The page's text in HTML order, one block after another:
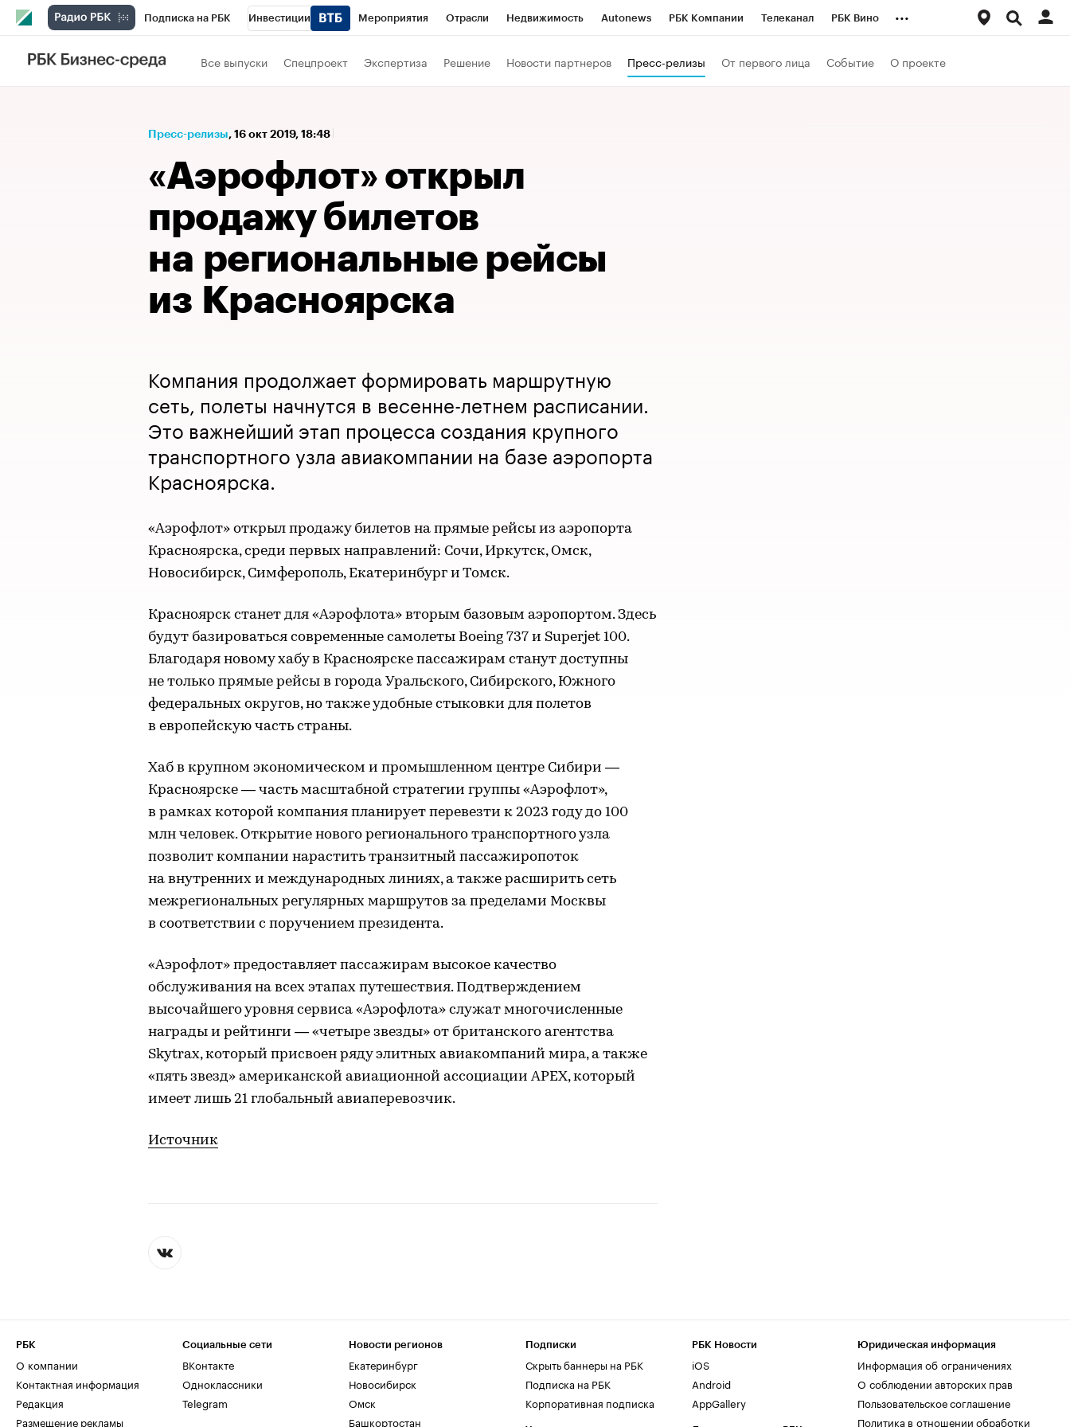
Подписка на РБК Инвестиции Мероприятия Отрасли Недвижимость Autonews РБК Компании Телеканал РБК Вино
Спорт
Технологии и медиа Финансы
...
Все выпуски Спецпроект Экспертиза Решение Новости партнеров Пресс-релизы От первого лица Событие О проекте
Пресс-релизы⁠, 16 окт 2019, 18:48
«Аэрофлот» открыл
продажу билетов
на региональные рейсы
из Красноярска​
Компания продолжает формировать маршрутную
сеть, полеты начнутся в весенне-летнем расписании.
Это важнейший этап процесса создания крупного
транспортного узла авиакомпании на базе аэропорта
Красноярска.
«Аэрофлот» открыл продажу билетов на прямые рейсы из аэропорта
Красноярска, среди первых направлений: Сочи, Иркутск, Омск,
Новосибирск, Симферополь, Екатеринбург и Томск.
Красноярск станет для «Аэрофлота» вторым базовым аэропортом. Здесь
будут базироваться современные самолеты Boeing 737 и Superjet 100.
Благодаря новому хабу в Красноярске пассажирам станут доступны
не только прямые рейсы в города Уральского, Сибирского, Южного
федеральных округов, но также удобные стыковки для полетов
в европейскую часть страны.
Хаб в крупном экономическом и промышленном центре Сибири —
Красноярске — часть масштабной стратегии группы «Аэрофлот»,
в рамках которой компания планирует перевезти к 2023 году до 100
млн человек. Открытие нового регионального транспортного узла
позволит компании нарастить транзитный пассажиропоток
на внутренних и международных линиях, а также расширить сеть
межрегиональных регулярных маршрутов за пределами Москвы
в соответствии с поручением президента.
«Аэрофлот» предоставляет пассажирам высокое качество
обслуживания на всех этапах путешествия. Подтверждением
высочайшего уровня сервиса «Аэрофлота» служат многочисленные
награды и рейтинги — «четыре звезды» от британского агентства
Skytrax, который присвоен ряду элитных авиакомпаний мира, а также
«пять звезд» американской авиационной ассоциации APEX, который
имеет лишь 21 глобальный авиаперевозчик.
Источник
РБК
О компании
Контактная информация
Редакция
Размещение рекламы
Социальные сети
ВКонтакте
Одноклассники
Telegram
Новости регионов
Екатеринбург
Новосибирск
Омск
Башкортостан
Подписки
Скрыть баннеры на РБК
Подписка на РБК
Корпоративная подписка
РБК Новости
iOS
Android
AppGallery
Юридическая информация
Информация об ограничениях
О соблюдении авторских прав
Пользовательское соглашение
Политика в отношении обработки